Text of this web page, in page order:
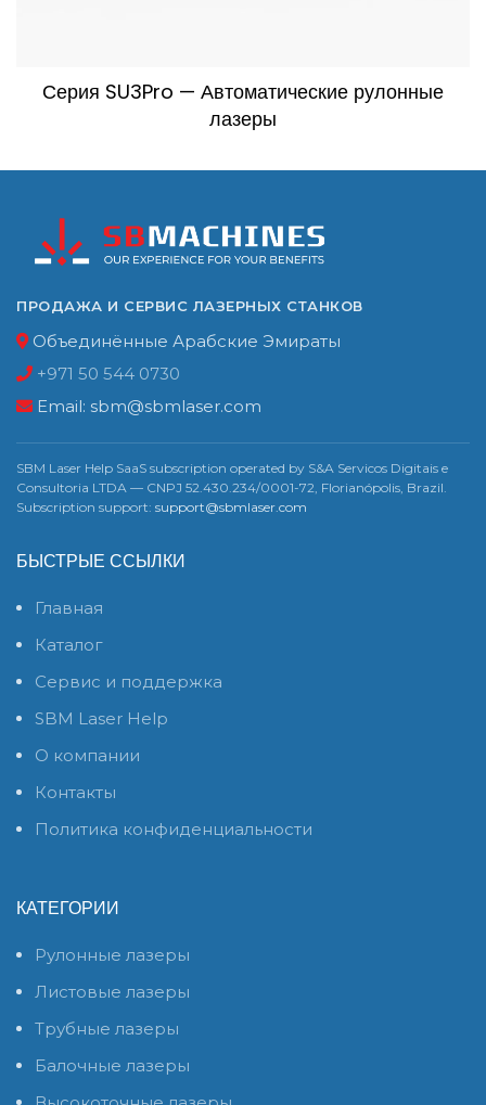
Серия SU3Pro — Автоматические рулонные
лазеры
ПРОДАЖА И СЕРВИС ЛАЗЕРНЫХ СТАНКОВ
Объединённые Арабские Эмираты
+971 50 544 0730
Email: sbm@sbmlaser.com
SBM Laser Help SaaS subscription operated by S&A Servicos Digitais e
Consultoria LTDA — CNPJ 52.430.234/0001-72, Florianópolis, Brazil.
Subscription support: support@sbmlaser.com
БЫСТРЫЕ ССЫЛКИ
Главная
Каталог
Сервис и поддержка
SBM Laser Help
О компании
Контакты
Политика конфиденциальности
КАТЕГОРИИ
Рулонные лазеры
Листовые лазеры
Трубные лазеры
Балочные лазеры